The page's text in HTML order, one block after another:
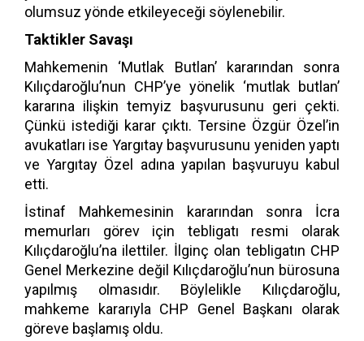
olumsuz yönde etkileyeceği söylenebilir.
Taktikler Savaşı
Mahkemenin ‘Mutlak Butlan’ kararından sonra
Kılıçdaroğlu’nun CHP’ye yönelik ‘mutlak butlan’
kararına ilişkin temyiz başvurusunu geri çekti.
Çünkü istediği karar çıktı. Tersine Özgür Özel’in
avukatları ise Yargıtay başvurusunu yeniden yaptı
ve Yargıtay Özel adına yapılan başvuruyu kabul
etti.
İstinaf Mahkemesinin kararından sonra İcra
memurları görev için tebligatı resmi olarak
Kılıçdaroğlu’na ilettiler. İlginç olan tebligatın CHP
Genel Merkezine değil Kılıçdaroğlu’nun bürosuna
yapılmış olmasıdır. Böylelikle Kılıçdaroğlu,
mahkeme kararıyla CHP Genel Başkanı olarak
göreve başlamış oldu.